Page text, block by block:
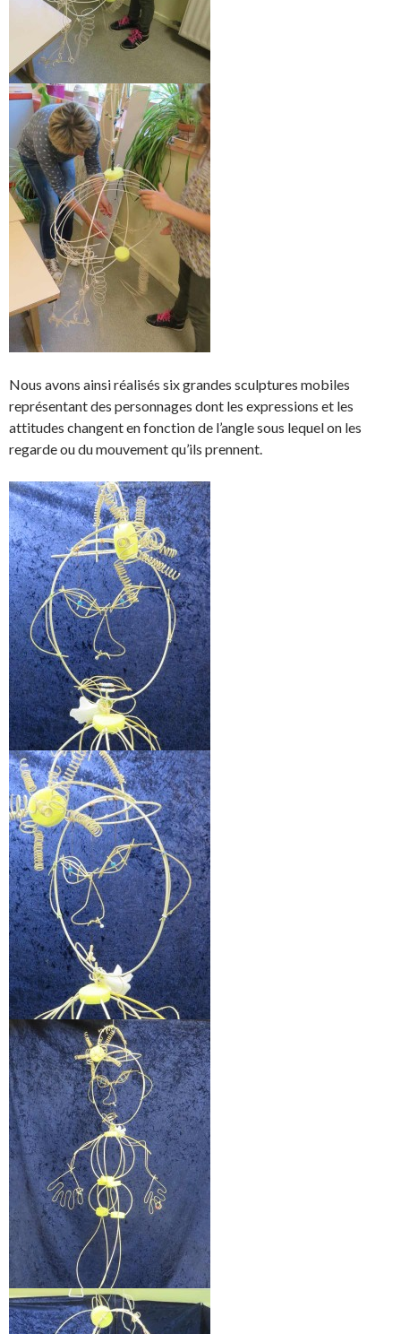
Nous avons ainsi réalisés six grandes sculptures mobiles
représentant des personnages dont les expressions et les
attitudes changent en fonction de l’angle sous lequel on les
regarde ou du mouvement qu’ils prennent.